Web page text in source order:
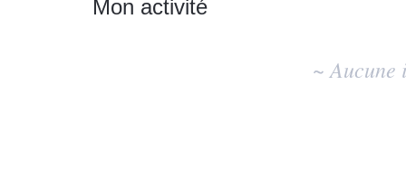
Mon activité
~ Aucune